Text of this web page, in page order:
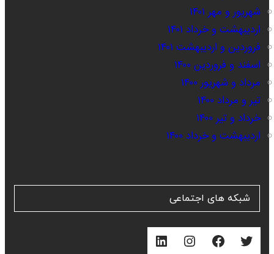
شهریور و مهر ۱۴۰۱
اردیبهشت و خرداد ۱۴۰۱
فروردین و اردیبهشت ۱۴۰۱
اسفند و فروردین ۱۴۰۰
مرداد و شهریور ۱۴۰۰
تیر و مرداد ۱۴۰۰
خرداد و تیر ۱۴۰۰
اردیبهشت و خرداد ۱۴۰۰
شبکه های اجتماعی
توییتر فیس‌بوک اینستاگرم لینکداین